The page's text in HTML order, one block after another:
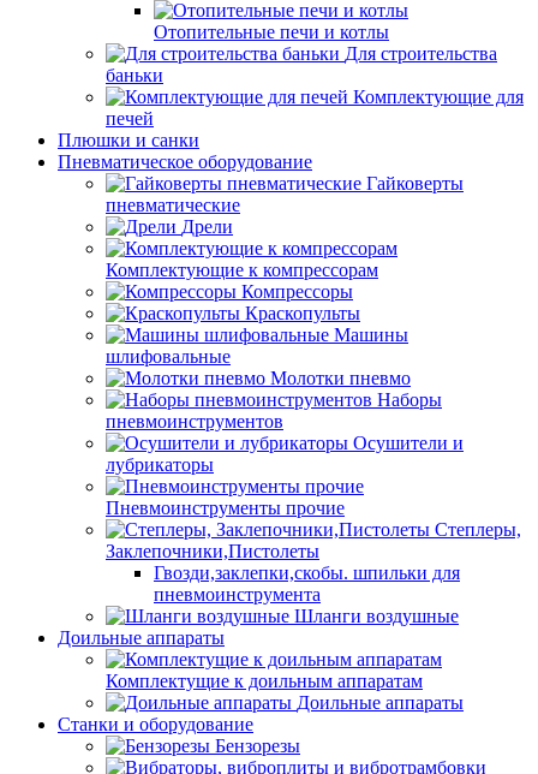
Отопительные печи и котлы
Для строительства
баньки
Комплектующие для
печей
Плюшки и санки
Пневматическое оборудование
Гайковерты
пневматические
Дрели
Комплектующие к компрессорам
Компрессоры
Краскопульты
Машины
шлифовальные
Молотки пневмо
Наборы
пневмоинструментов
Осушители и
лубрикаторы
Пневмоинструменты прочие
Степлеры,
Заклепочники,Пистолеты
Гвозди,заклепки,скобы. шпильки для
пневмоинструмента
Шланги воздушные
Доильные аппараты
Комплектущие к доильным аппаратам
Доильные аппараты
Станки и оборудование
Бензорезы